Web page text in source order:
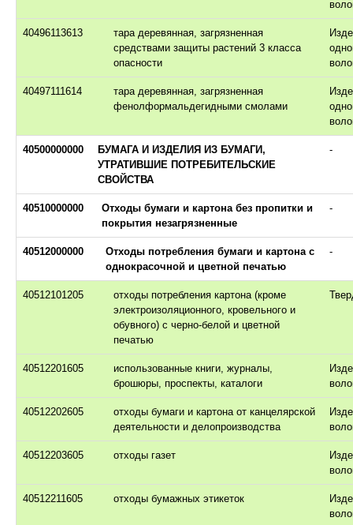
40496113613
тара деревянная, загрязненная
средствами защиты растений 3 класса
опасности
40497111614
тара деревянная, загрязненная
фенолформальдегидными смолами
40500000000
БУМАГА И ИЗДЕЛИЯ ИЗ БУМАГИ,
УТРАТИВШИЕ ПОТРЕБИТЕЛЬСКИЕ
СВОЙСТВА
-
40510000000
Отходы бумаги и картона без пропитки и
покрытия незагрязненные
-
40512000000
Отходы потребления бумаги и картона с
однокрасочной и цветной печатью
-
40512101205
отходы потребления картона (кроме
электроизоляционного, кровельного и
обувного) с черно-белой и цветной
печатью
40512201605
использованные книги, журналы,
брошюры, проспекты, каталоги
40512202605
отходы бумаги и картона от канцелярской
деятельности и делопроизводства
40512203605 отходы газет
40512211605 отходы бумажных этикеток